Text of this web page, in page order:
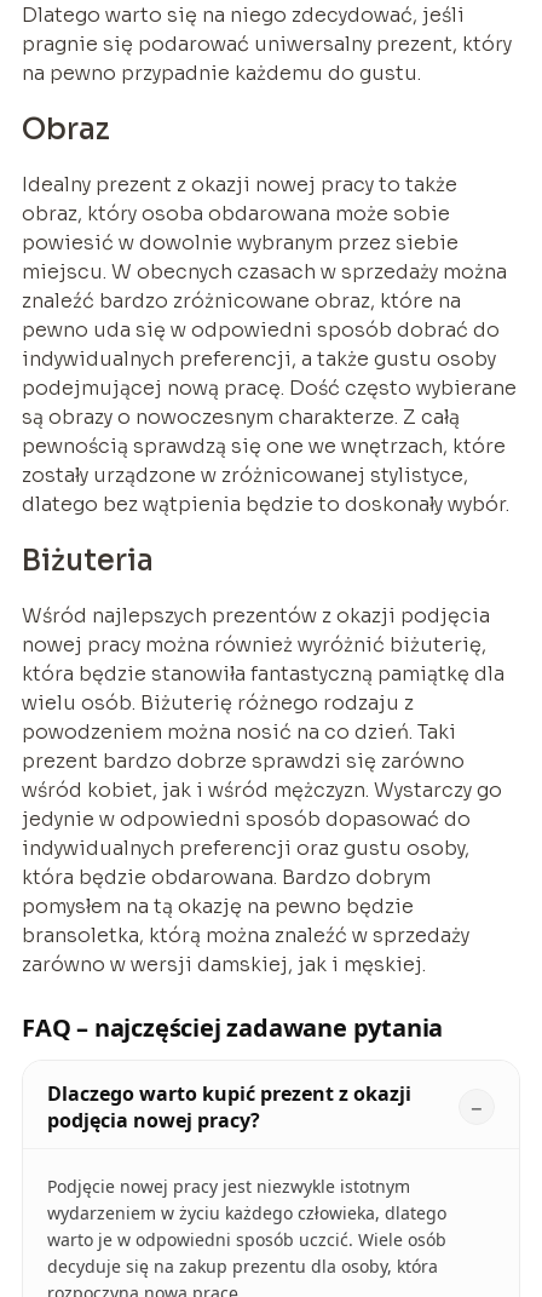
Dlatego warto się na niego zdecydować, jeśli
pragnie się podarować uniwersalny prezent, który
na pewno przypadnie każdemu do gustu.
Obraz
Idealny prezent z okazji nowej pracy to także
obraz, który osoba obdarowana może sobie
powiesić w dowolnie wybranym przez siebie
miejscu. W obecnych czasach w sprzedaży można
znaleźć bardzo zróżnicowane obraz, które na
pewno uda się w odpowiedni sposób dobrać do
indywidualnych preferencji, a także gustu osoby
podejmującej nową pracę. Dość często wybierane
są obrazy o nowoczesnym charakterze. Z całą
pewnością sprawdzą się one we wnętrzach, które
zostały urządzone w zróżnicowanej stylistyce,
dlatego bez wątpienia będzie to doskonały wybór.
Biżuteria
Wśród najlepszych prezentów z okazji podjęcia
nowej pracy można również wyróżnić biżuterię,
która będzie stanowiła fantastyczną pamiątkę dla
wielu osób. Biżuterię różnego rodzaju z
powodzeniem można nosić na co dzień. Taki
prezent bardzo dobrze sprawdzi się zarówno
wśród kobiet, jak i wśród mężczyzn. Wystarczy go
jedynie w odpowiedni sposób dopasować do
indywidualnych preferencji oraz gustu osoby,
która będzie obdarowana. Bardzo dobrym
pomysłem na tą okazję na pewno będzie
bransoletka, którą można znaleźć w sprzedaży
zarówno w wersji damskiej, jak i męskiej.
FAQ – najczęściej zadawane pytania
Dlaczego warto kupić prezent z okazji
podjęcia nowej pracy?
Podjęcie nowej pracy jest niezwykle istotnym
wydarzeniem w życiu każdego człowieka, dlatego
warto je w odpowiedni sposób uczcić. Wiele osób
decyduje się na zakup prezentu dla osoby, która
rozpoczyna nową pracę.